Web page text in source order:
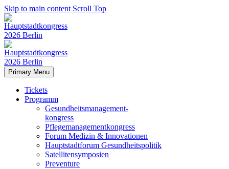
Skip to main content Scroll Top
Primary Menu
Tickets
Programm
Gesundheitsmanagement-
kongress
Pflegemanagementkongress
Forum Medizin & Innovationen
Hauptstadtforum Gesundheitspolitik
Satellitensymposien
Preventure